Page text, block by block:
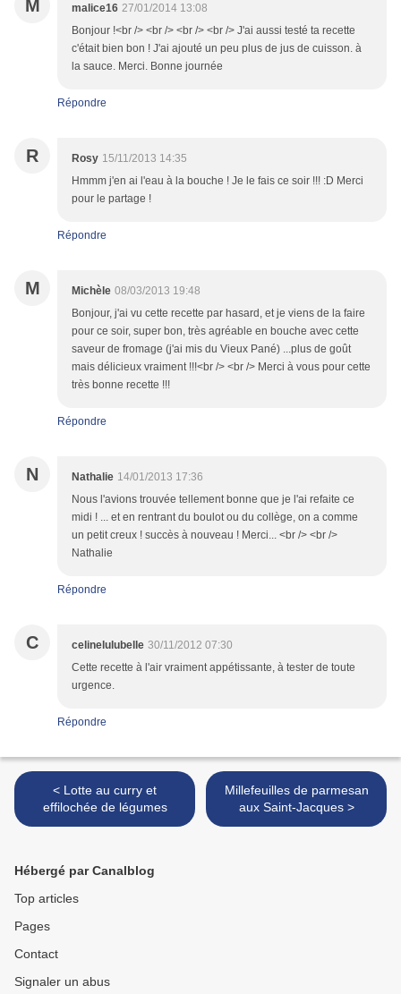
M malice16 27/01/2014 13:08
Bonjour !<br /> <br /> <br /> <br /> J'ai aussi testé ta recette
c'était bien bon ! J'ai ajouté un peu plus de jus de cuisson. à
la sauce. Merci. Bonne journée
Répondre
R Rosy 15/11/2013 14:35
Hmmm j'en ai l'eau à la bouche ! Je le fais ce soir !!! :D Merci
pour le partage !
Répondre
M Michèle 08/03/2013 19:48
Bonjour, j'ai vu cette recette par hasard, et je viens de la faire
pour ce soir, super bon, très agréable en bouche avec cette
saveur de fromage (j'ai mis du Vieux Pané) ...plus de goût
mais délicieux vraiment !!!<br /> <br /> Merci à vous pour cette
très bonne recette !!!
Répondre
N Nathalie 14/01/2013 17:36
Nous l'avions trouvée tellement bonne que je l'ai refaite ce
midi ! ... et en rentrant du boulot ou du collège, on a comme
un petit creux ! succès à nouveau ! Merci... <br /> <br />
Nathalie
Répondre
C celinelulubelle 30/11/2012 07:30
Cette recette à l'air vraiment appétissante, à tester de toute
urgence.
Répondre
< Lotte au curry et
effilochée de légumes
Millefeuilles de parmesan
aux Saint-Jacques >
Hébergé par Canalblog
Top articles
Pages
Contact
Signaler un abus